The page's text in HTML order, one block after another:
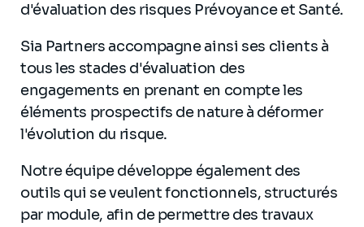
d'évaluation des risques Prévoyance et Santé.
Sia Partners accompagne ainsi ses clients à
tous les stades d'évaluation des
engagements en prenant en compte les
éléments prospectifs de nature à déformer
l'évolution du risque.
Notre équipe développe également des
outils qui se veulent fonctionnels, structurés
par module, afin de permettre des travaux